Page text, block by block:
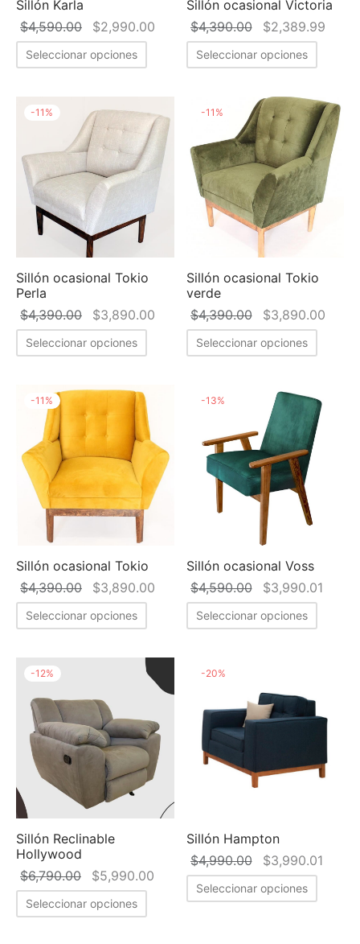
Sillón Karla
$4,590.00
El precio
original
era:
$2,990.00
El precio
actual es:
$2,990.00.
Seleccionar opciones
Sillón ocasional Victoria
$4,390.00
El precio
original
era:
$2,389.99
Seleccionar opciones
-11 %
Sillón ocasional Tokio
Perla
$4,390.00
El precio
original
era:
$3,890.00
El precio
actual es:
$3,890.00.
Seleccionar opciones
-11 %
Sillón ocasional Tokio
verde
$4,390.00
El precio
original
era:
$3,890.00
Seleccionar opciones
-11 %
Sillón ocasional Tokio
$4,390.00
El precio
original
era:
$3,890.00
El precio
actual es:
$3,890.00.
Seleccionar opciones
-13%
Sillón ocasional Voss
$4,590.00
El precio
original
era:
$3,990.01
Seleccionar opciones
-12%
Sillón Reclinable
Hollywood
$6,790.00
El precio
original
era:
$5,990.00
El precio
actual es:
Seleccionar opciones
-20%
Sillón Hampton
$4,990.00
El precio
original
era:
$3,990.01
Seleccionar opciones